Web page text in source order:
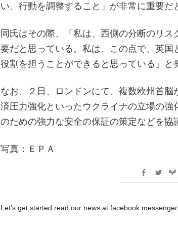
い、行動を調整すること」が非常に重要だ
同氏はその際、「私は、西側の分断のリ
要だと思っている。私は、この点で、英
役割を担うことができると思っている」と
なお、２日、ロンドンにて、複数欧州首
済圧力強化といったウクライナの立場の
のための強力な安全の保証の策定などを協
写真：ＥＰＡ
Let’s get started read our news at facebook